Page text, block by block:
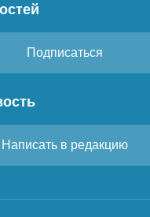
Подписаться
Написать в редакцию